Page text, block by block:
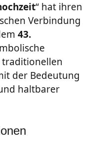
“ hat ihren
Verbindung
43.
der Bedeutung
haltbarer